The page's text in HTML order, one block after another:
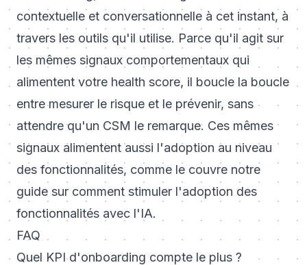
contextuelle et conversationnelle à cet instant, à
travers les outils qu'il utilise. Parce qu'il agit sur
les mêmes signaux comportementaux qui
alimentent votre health score, il boucle la boucle
entre mesurer le risque et le prévenir, sans
attendre qu'un CSM le remarque. Ces mêmes
signaux alimentent aussi l'adoption au niveau
des fonctionnalités, comme le couvre notre
guide sur comment stimuler l'adoption des
fonctionnalités avec l'IA.
FAQ
Quel KPI d'onboarding compte le plus ?